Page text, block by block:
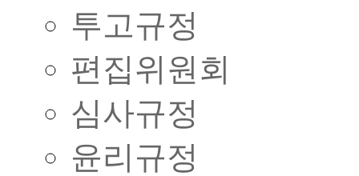
투고규정
편집위원회
심사규정
윤리규정